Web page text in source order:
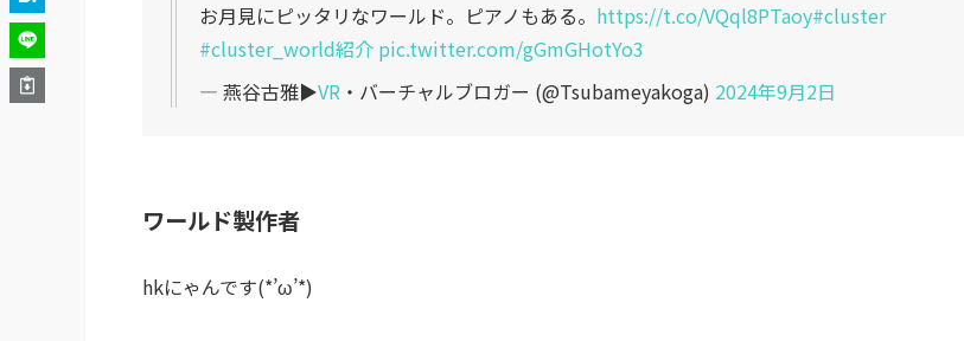
お月見にピッタリなワールド。ピアノもある。 https://t.co/VQql8PTaoy#cluster
#cluster_world紹介 pic.twitter.com/gGmGHotYo3
— 燕谷古雅▶︎VR ・バーチャルブロガー (@Tsubameyakoga) 2024年9月2日
ワールド製作者
hkにゃんです(*’ω’*)